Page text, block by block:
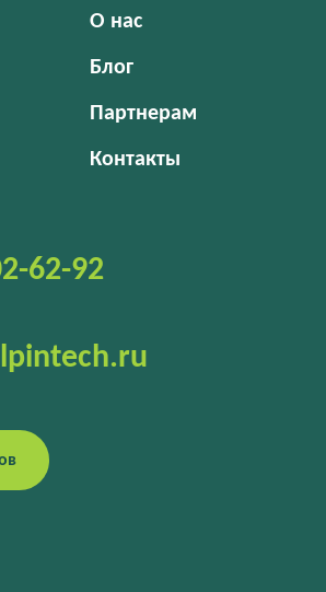
62-92
О нас
Блог
Партнерам
Контакты